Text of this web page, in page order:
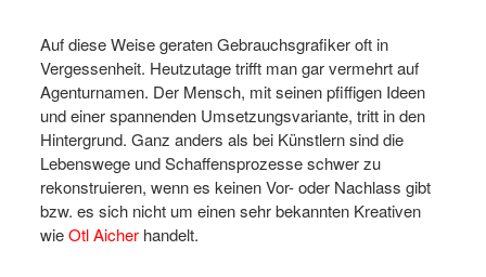
Auf diese Weise geraten Gebrauchsgrafiker oft in
Vergessenheit. Heutzutage trifft man gar vermehrt auf
Agenturnamen. Der Mensch, mit seinen pfiffigen Ideen
und einer spannenden Umsetzungsvariante, tritt in den
Hintergrund. Ganz anders als bei Künstlern sind die
Lebenswege und Schaffensprozesse schwer zu
rekonstruieren, wenn es keinen Vor- oder Nachlass gibt
bzw. es sich nicht um einen sehr bekannten Kreativen
wieOtl Aicher handelt.